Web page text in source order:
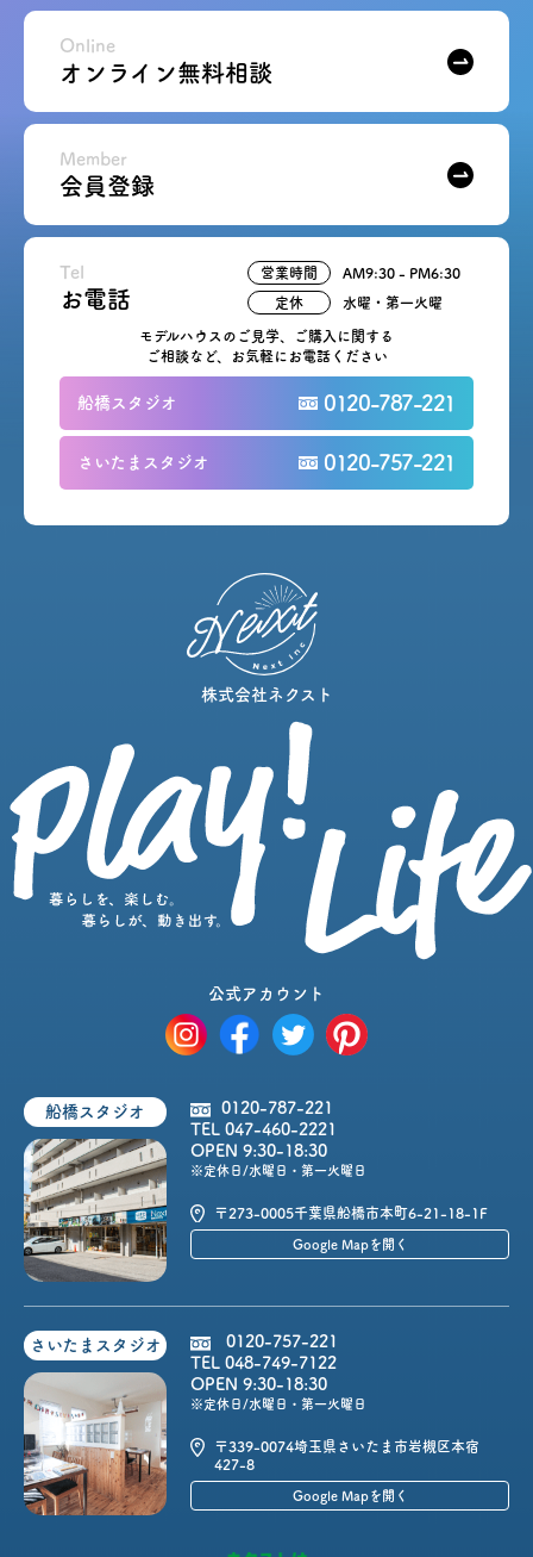
オンライン無料相談
Online
会員登録
Member
Tel
お電話
モデルハウスのご見学、ご購入に関する
ご相談など、お気軽にお電話ください
船橋スタジオ 0120-787-221
さいたまスタジオ 0120-757-221
営業時間 AM9:30 - PM6:30
定休 水曜・第一火曜
株式会社ネクスト
公式アカウント
船橋スタジオ
0120-787-221
TEL 047-460-2221
OPEN 9:30-18:30
※定休日/水曜日・第一火曜日
〒273-0005千葉県船橋市本町6-21-18-1F
Google Mapを開く
さいたまスタジオ
0120-757-221
TEL 048-749-7122
OPEN 9:30-18:30
※定休日/水曜日・第一火曜日
〒339-0074埼玉県さいたま市岩槻区本宿
427-8
Google Mapを開く